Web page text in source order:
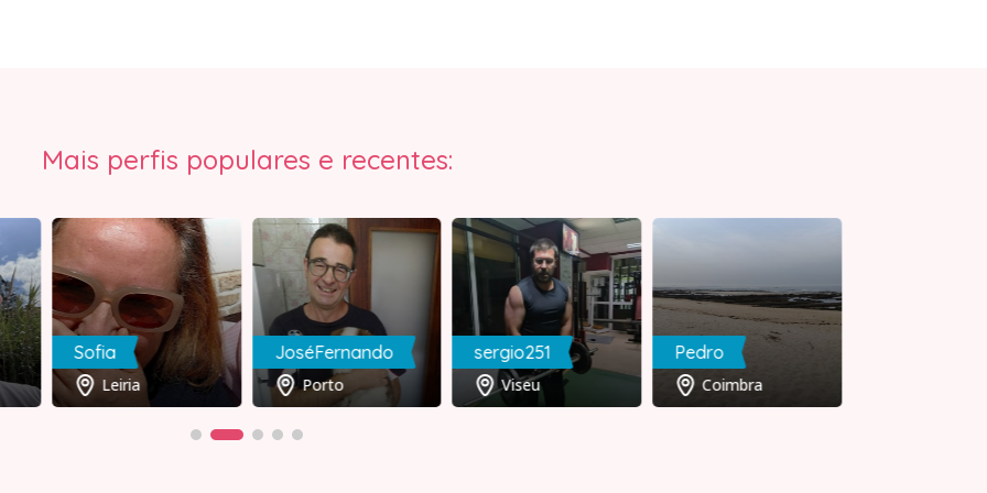
Mais perfis populares e recentes:
Sofia
Leiria
JoséFernando
Porto
sergio251
Viseu
Pedro
Coimbra